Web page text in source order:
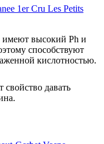
имеют высокий Ph и
способствуют
кислотностью.
давать